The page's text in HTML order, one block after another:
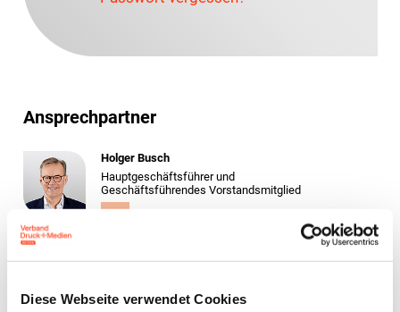
Diese Webseite verwendet Cookies
Ansprechpartner
Holger Busch
Hauptgeschäftsführer und
Geschäftsführendes Vorstandsmitglied
Fachanwältin für Arbeitsrecht